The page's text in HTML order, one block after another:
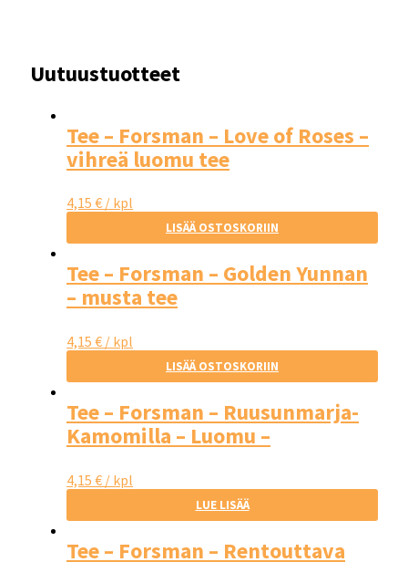
Uutuustuotteet
Tee – Forsman – Love of Roses –
vihreä luomu tee
4,15 € / kpl
LISÄÄ OSTOSKORIIN
Tee – Forsman – Golden Yunnan
– musta tee
4,15 € / kpl
LISÄÄ OSTOSKORIIN
Tee – Forsman – Ruusunmarja-
Kamomilla – Luomu –
4,15 € / kpl
LUE LISÄÄ
Tee – Forsman – Rentouttava